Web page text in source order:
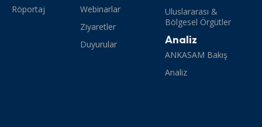
Röportaj
Webinarlar
Ziyaretler
Duyurular
Uluslararası &
Bölgesel Örgütler
Analiz
ANKASAM Bakış
Analiz